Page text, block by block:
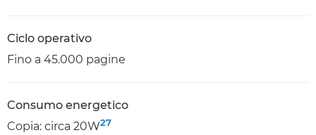
Ciclo operativo
Fino a 45.000 pagine
Consumo energetico
Copia: circa 20W27